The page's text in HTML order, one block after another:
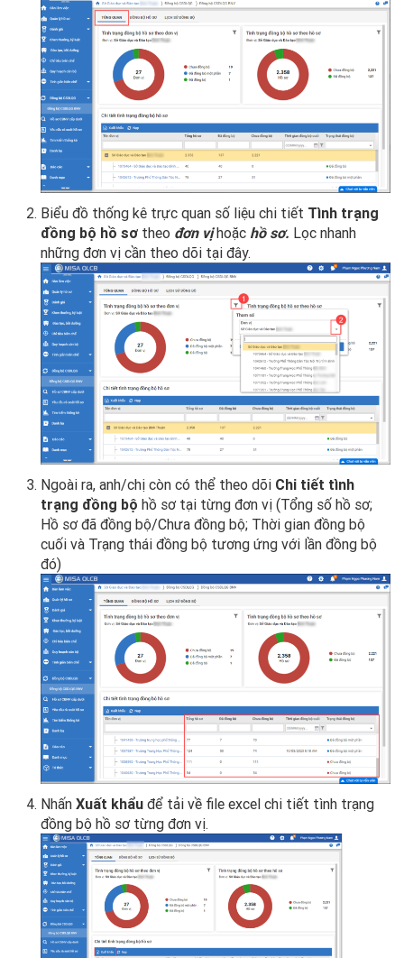
Biểu đồ thống kê trực quan số liệu chi tiết Tình trạng
đồng bộ hồ sơ theo đơn vịhoặc hồ sơ. Lọc nhanh
những đơn vị cần theo dõi tại đây.
Ngoài ra, anh/chị còn có thể theo dõi Chi tiết tình
trạng đồng bộ hồ sơ tại từng đơn vị (Tổng số hồ sơ;
Hồ sơ đã đồng bộ/Chưa đồng bộ; Thời gian đồng bộ
cuối và Trạng thái đồng bộ tương ứng với lần đồng bộ
đó)
Nhấn Xuất khẩu để tải về file excel chi tiết tình trạng
đồng bộ hồ sơ từng đơn vị.